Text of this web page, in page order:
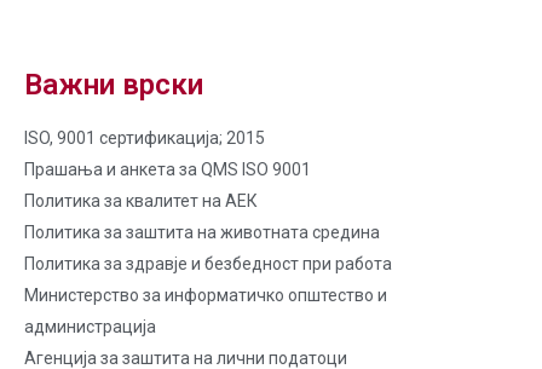
Важни врски
ISO, 9001 сертификација; 2015
Прашања и анкета за QMS ISO 9001
Политика за квалитет на AЕК
Политика за заштита на животната средина
Политика за здравје и безбедност при работа
Министерство за информатичко општество и
администрација
Агенција за заштита на лични податоци